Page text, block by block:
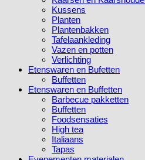
Kussens
Planten
Plantenbakken
Tafelaankleding
Vazen en potten
Verlichting
Etenswaren en Bufetten
Buffetten
Etenswaren en Buffetten
Barbecue pakketten
Buffetten
Foodsensaties
High tea
Italiaans
Tapas